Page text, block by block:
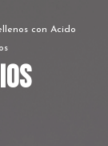
con Acido